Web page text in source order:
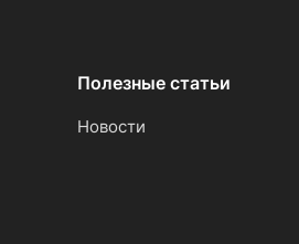
Полезные статьи
Новости